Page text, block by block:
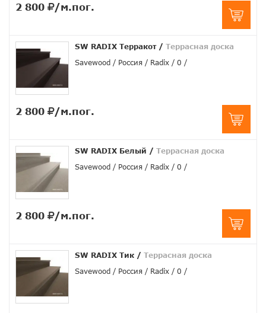
2 800 /м.пог.
SW RADIX Терракот/ Террасная доска
Savewood
Россия Radix 0
2 800 /м.пог.
SW RADIX Белый / Террасная доска
Savewood
Россия Radix 0
2 800 /м.пог.
SW RADIX Тик / Террасная доска
Savewood
Россия Radix 0